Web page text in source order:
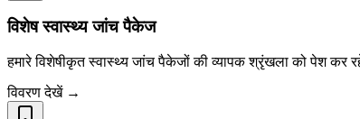
विशेष स्वास्थ्य जांच पैकेज
हमारे विशेषीकृत स्वास्थ्य जांच पैकेजों की व्यापक श्रृंखला को पेश
विवरण देखें →